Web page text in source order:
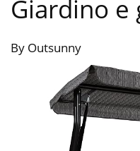
Giardino e
By Outsunny